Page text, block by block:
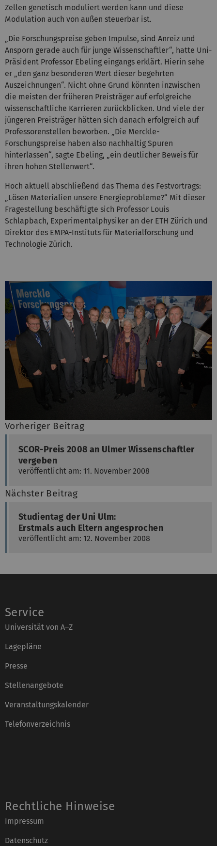
Zellen genetisch moduliert werden kann und diese
Modulation auch von außen steuerbar ist.
„Die Forschungspreise geben Impulse, sind Anreiz und
Ansporn gerade auch für junge Wissenschaftler“, hatte Uni-
Präsident Professor Ebeling eingangs erklärt. Hierin sehe
er „den ganz besonderen Wert dieser begehrten
Auszeichnungen“. Nicht ohne Grund könnten inzwischen
die meisten der früheren Preisträger auf erfolgreiche
wissenschaftliche Karrieren zurückblicken. Und viele der
jüngeren Preisträger hätten sich danach erfolgreich auf
Professorenstellen beworben. „Die Merckle-
Forschungspreise haben also nachhaltig Spuren
hinterlassen“, sagte Ebeling, „ein deutlicher Beweis für
ihren hohen Stellenwert“.
Hoch aktuell abschließend das Thema des Festvortrags:
„Lösen Materialien unsere Energieprobleme?“ Mit dieser
Fragestellung beschäftigte sich Professor Louis
Schlapbach, Experimentalphysiker an der ETH Zürich und
Direktor des EMPA-Instituts für Materialforschung und
Technologie Zürich.
Vorheriger Beitrag
SCOR-Preis 2008 an Ulmer Wissenschaftler
vergeben
veröffentlicht am: 11. November 2008
Nächster Beitrag
Studientag der Uni Ulm:
Erstmals auch Eltern angesprochen
veröffentlicht am: 12. November 2008
Service
Universität von A–Z
Lagepläne
Presse
Stellenangebote
Veranstaltungskalender
Telefonverzeichnis
Rechtliche Hinweise
Impressum
Datenschutz